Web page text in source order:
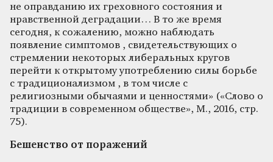
не оправданию их греховного состояния и
нравственной деградации… В то же время
сегодня, к сожалению, можно наблюдать
появление симптомов , свидетельствующих о
стремлении некоторых либеральных кругов
перейти к открытому употреблению силы борьбе
с традиционализмом , в том числе с
религиозными обычаями и ценностями» («Слово о
традиции в современном обществе», М., 2016, стр.
75).
Бешенство от поражений